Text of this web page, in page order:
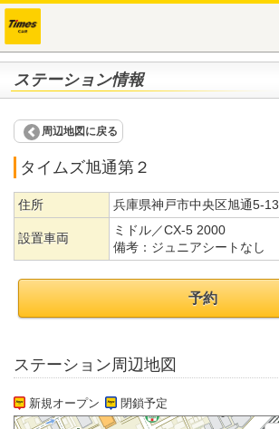
ステーション情報
周辺地図に戻る
タイムズ旭通第２
住所 兵庫県神戸市中央区旭通5-13
設置車両
ミドル／CX-5 2000
備考： ジュニアシートなし
予約
ステーション周辺地図
新規オープン 閉鎖予定